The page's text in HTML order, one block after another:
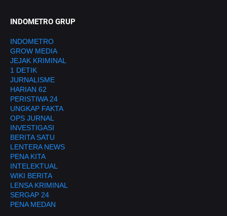
INDOMETRO GRUP
INDOMETRO
GROW MEDIA
JEJAK KRIMINAL
1 DETIK
JURNALISME
HARIAN 62
PERISTIWA 24
UNGKAP FAKTA
OPS JURNAL
INVESTIGASI
BERITA SATU
LENTERA NEWS
PENA KITA
INTELEKTUAL
WIKI BERITA
LENSA KRIMINAL
SERGAP 24
PENA MEDAN